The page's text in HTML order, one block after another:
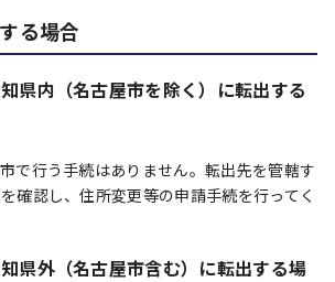
る場合
県内（名古屋市を除く）に転出する
で行う手続はありません。転出先を管轄す
確認し、住所変更等の申請手続を行ってく
県外（名古屋市含む）に転出する場